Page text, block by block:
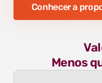
Conhecer a
Menos